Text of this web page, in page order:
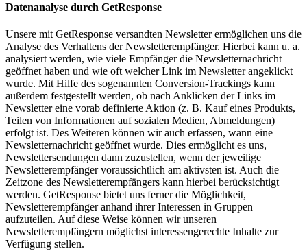
Datenanalyse durch GetResponse
Unsere mit GetResponse versandten Newsletter ermöglichen uns die
Analyse des Verhaltens der Newsletterempfänger. Hierbei kann u. a.
analysiert werden, wie viele Empfänger die Newsletternachricht
geöffnet haben und wie oft welcher Link im Newsletter angeklickt
wurde. Mit Hilfe des sogenannten Conversion-Trackings kann
außerdem festgestellt werden, ob nach Anklicken der Links im
Newsletter eine vorab definierte Aktion (z. B. Kauf eines Produkts,
Teilen von Informationen auf sozialen Medien, Abmeldungen)
erfolgt ist. Des Weiteren können wir auch erfassen, wann eine
Newsletternachricht geöffnet wurde. Dies ermöglicht es uns,
Newslettersendungen dann zuzustellen, wenn der jeweilige
Newsletterempfänger voraussichtlich am aktivsten ist. Auch die
Zeitzone des Newsletterempfängers kann hierbei berücksichtigt
werden. GetResponse bietet uns ferner die Möglichkeit,
Newsletterempfänger anhand ihrer Interessen in Gruppen
aufzuteilen. Auf diese Weise können wir unseren
Newsletterempfängern möglichst interessengerechte Inhalte zur
Verfügung stellen.